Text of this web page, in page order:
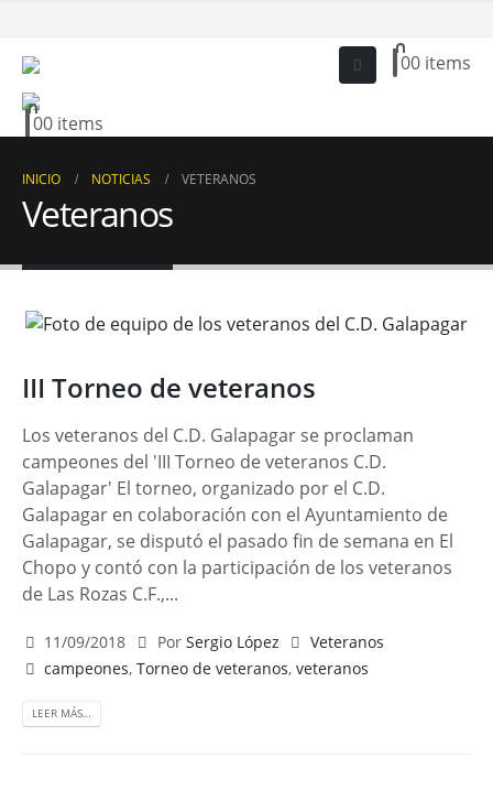
00 items
00 items
INICIO NOTICIAS VETERANOS
Veteranos
III Torneo de veteranos
Los veteranos del C.D. Galapagar se proclaman
campeones del 'III Torneo de veteranos C.D.
Galapagar' El torneo, organizado por el C.D.
Galapagar en colaboración con el Ayuntamiento de
Galapagar, se disputó el pasado fin de semana en El
Chopo y contó con la participación de los veteranos
de Las Rozas C.F.,...
11/09/2018 Por Sergio López
Veteranos
campeones,Torneo de veteranos,veteranos
LEER MÁS…